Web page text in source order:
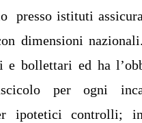
presso istituti
dimensioni
e bollettari ed ha
per ogni
ipotetici controlli;